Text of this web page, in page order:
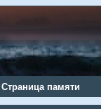
Страница памяти